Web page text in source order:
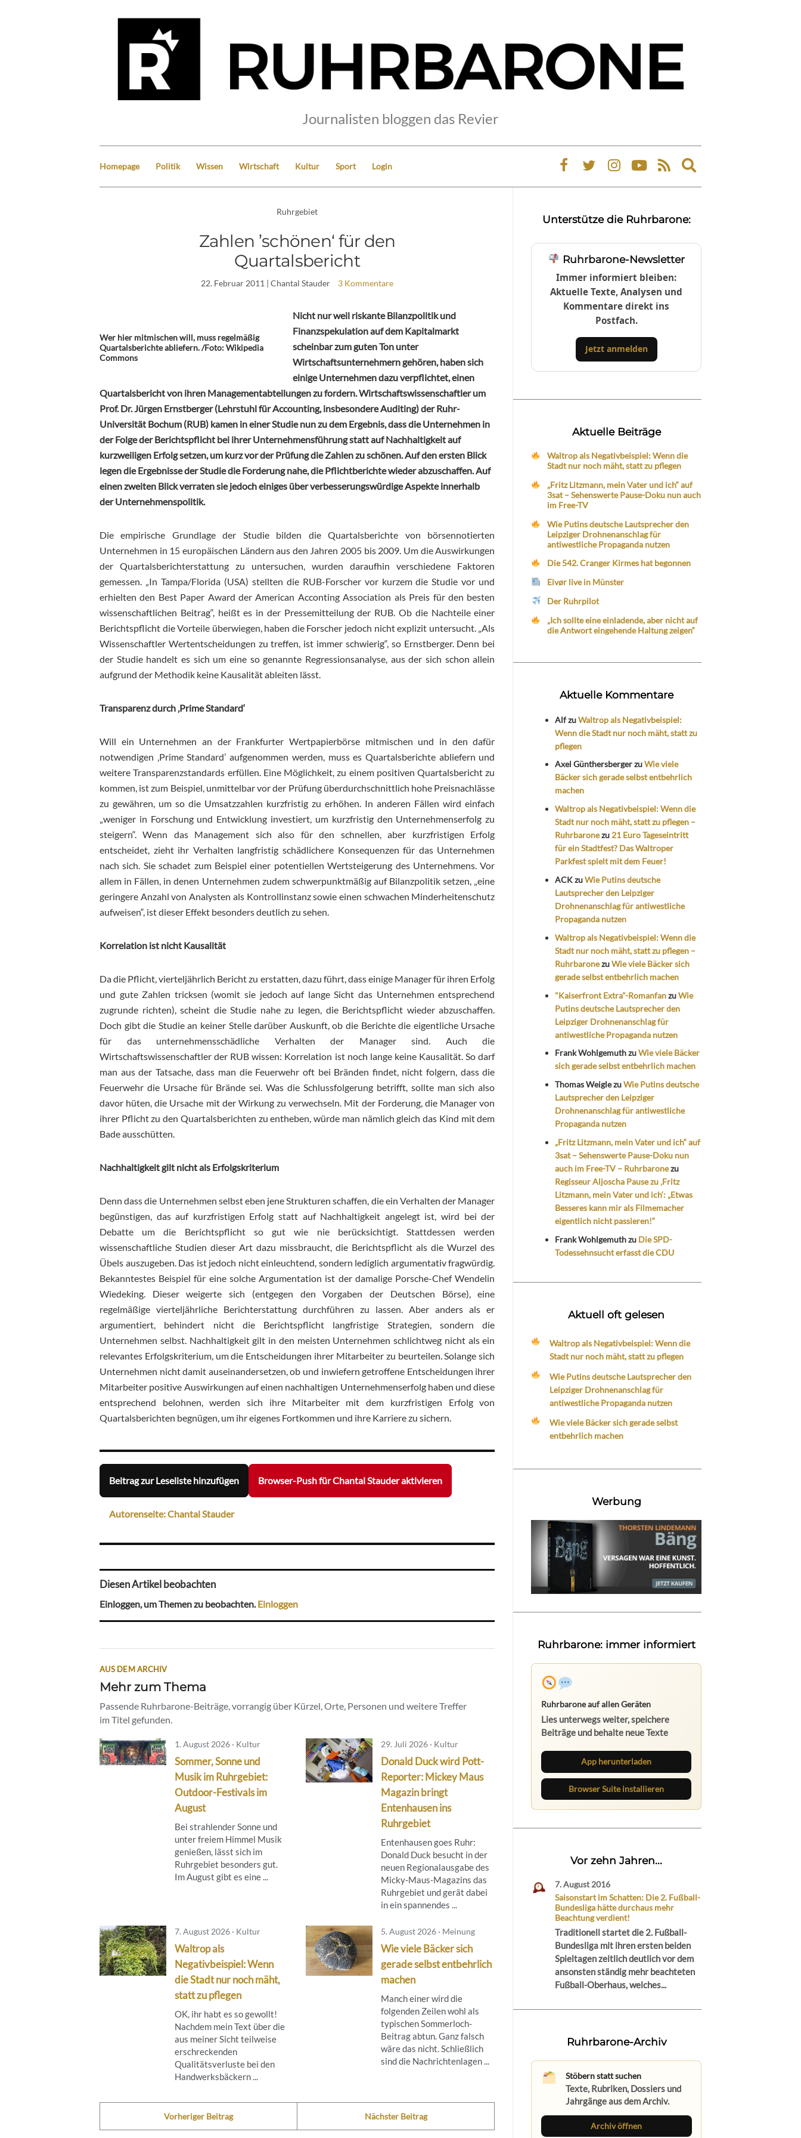
Journalisten bloggen das Revier
Homepage Politik Wissen Wirtschaft Kultur Sport Login
Expand
search
Ruhrgebiet
Zahlen ’schönen‘ für den
Quartalsbericht
22. Februar 2011 | Chantal Stauder 3 Kommentare
Wer hier mitmischen will, muss regelmäßig
Quartalsberichte abliefern. /Foto: Wikipedia
Commons
Nicht nur weil riskante Bilanzpolitik und
Finanzspekulation auf dem Kapitalmarkt
scheinbar zum guten Ton unter
Wirtschaftsunternehmern gehören, haben sich
einige Unternehmen dazu verpflichtet, einen
Quartalsbericht von ihren Managementabteilungen zu fordern. Wirtschaftswissenschaftler um
Prof. Dr. Jürgen Ernstberger (Lehrstuhl für Accounting, insbesondere Auditing) der Ruhr-
Universität Bochum (RUB) kamen in einer Studie nun zu dem Ergebnis, dass die Unternehmen in
der Folge der Berichtspflicht bei ihrer Unternehmensführung statt auf Nachhaltigkeit auf
kurzweiligen Erfolg setzen, um kurz vor der Prüfung die Zahlen zu schönen. Auf den ersten Blick
legen die Ergebnisse der Studie die Forderung nahe, die Pflichtberichte wieder abzuschaffen. Auf
einen zweiten Blick verraten sie jedoch einiges über verbesserungswürdige Aspekte innerhalb
der Unternehmenspolitik.
Die empirische Grundlage der Studie bilden die Quartalsberichte von börsennotierten
Unternehmen in 15 europäischen Ländern aus den Jahren 2005 bis 2009. Um die Auswirkungen
der Quartalsberichterstattung zu untersuchen, wurden daraufhin verschiedene Faktoren
gemessen. „In Tampa/Florida (USA) stellten die RUB-Forscher vor kurzem die Studie vor und
erhielten den Best Paper Award der American Acconting Association als Preis für den besten
wissenschaftlichen Beitrag“, heißt es in der Pressemitteilung der RUB. Ob die Nachteile einer
Berichtspflicht die Vorteile überwiegen, haben die Forscher jedoch nicht explizit untersucht. „Als
Wissenschaftler Wertentscheidungen zu treffen, ist immer schwierig“, so Ernstberger. Denn bei
der Studie handelt es sich um eine so genannte Regressionsanalyse, aus der sich schon allein
aufgrund der Methodik keine Kausalität ableiten lässt.
Transparenz durch ‚Prime Standard‘
Will ein Unternehmen an der Frankfurter Wertpapierbörse mitmischen und in den dafür
notwendigen ‚Prime Standard’ aufgenommen werden, muss es Quartalsberichte abliefern und
weitere Transparenzstandards erfüllen. Eine Möglichkeit, zu einem positiven Quartalsbericht zu
kommen, ist zum Beispiel, unmittelbar vor der Prüfung überdurchschnittlich hohe Preisnachlässe
zu gewähren, um so die Umsatzzahlen kurzfristig zu erhöhen. In anderen Fällen wird einfach
„weniger in Forschung und Entwicklung investiert, um kurzfristig den Unternehmenserfolg zu
steigern“. Wenn das Management sich also für den schnellen, aber kurzfristigen Erfolg
entscheidet, zieht ihr Verhalten langfristig schädlichere Konsequenzen für das Unternehmen
nach sich. Sie schadet zum Beispiel einer potentiellen Wertsteigerung des Unternehmens. Vor
allem in Fällen, in denen Unternehmen zudem schwerpunktmäßig auf Bilanzpolitik setzen, „eine
geringere Anzahl von Analysten als Kontrollinstanz sowie einen schwachen Minderheitenschutz
aufweisen“, ist dieser Effekt besonders deutlich zu sehen.
Korrelation ist nicht Kausalität
Da die Pflicht, vierteljährlich Bericht zu erstatten, dazu führt, dass einige Manager für ihren Erfolg
und gute Zahlen tricksen (womit sie jedoch auf lange Sicht das Unternehmen entsprechend
zugrunde richten), scheint die Studie nahe zu legen, die Berichtspflicht wieder abzuschaffen.
Doch gibt die Studie an keiner Stelle darüber Auskunft, ob die Berichte die eigentliche Ursache
für das unternehmensschädliche Verhalten der Manager sind. Auch die
Wirtschaftswissenschaftler der RUB wissen: Korrelation ist noch lange keine Kausalität. So darf
man aus der Tatsache, dass man die Feuerwehr oft bei Bränden findet, nicht folgern, dass die
Feuerwehr die Ursache für Brände sei. Was die Schlussfolgerung betrifft, sollte man sich also
davor hüten, die Ursache mit der Wirkung zu verwechseln. Mit der Forderung, die Manager von
ihrer Pflicht zu den Quartalsberichten zu entheben, würde man nämlich gleich das Kind mit dem
Bade ausschütten.
Nachhaltigkeit gilt nicht als Erfolgskriterium
Denn dass die Unternehmen selbst eben jene Strukturen schaffen, die ein Verhalten der Manager
begünstigen, das auf kurzfristigen Erfolg statt auf Nachhaltigkeit angelegt ist, wird bei der
Debatte um die Berichtspflicht so gut wie nie berücksichtigt. Stattdessen werden
wissenschaftliche Studien dieser Art dazu missbraucht, die Berichtspflicht als die Wurzel des
Übels auszugeben. Das ist jedoch nicht einleuchtend, sondern lediglich argumentativ fragwürdig.
Bekanntestes Beispiel für eine solche Argumentation ist der damalige Porsche-Chef Wendelin
Wiedeking. Dieser weigerte sich (entgegen den Vorgaben der Deutschen Börse), eine
regelmäßige vierteljährliche Berichterstattung durchführen zu lassen. Aber anders als er
argumentiert, behindert nicht die Berichtspflicht langfristige Strategien, sondern die
Unternehmen selbst. Nachhaltigkeit gilt in den meisten Unternehmen schlichtweg nicht als ein
relevantes Erfolgskriterium, um die Entscheidungen ihrer Mitarbeiter zu beurteilen. Solange sich
Unternehmen nicht damit auseinandersetzen, ob und inwiefern getroffene Entscheidungen ihrer
Mitarbeiter positive Auswirkungen auf einen nachhaltigen Unternehmenserfolg haben und diese
entsprechend belohnen, werden sich ihre Mitarbeiter mit dem kurzfristigen Erfolg von
Quartalsberichten begnügen, um ihr eigenes Fortkommen und ihre Karriere zu sichern.
Beitrag zur Leseliste hinzufügen Browser-Push für Chantal Stauder aktivieren
Autorenseite: Chantal Stauder
Diesen Artikel beobachten
Einloggen, um Themen zu beobachten.Einloggen
AUS DEM ARCHIV
Mehr zum Thema
Passende Ruhrbarone-Beiträge, vorrangig über Kürzel, Orte, Personen und weitere Treffer
im Titel gefunden.
1. August 2026 · Kultur
Sommer, Sonne und
Musik im Ruhrgebiet:
Outdoor-Festivals im
August
Bei strahlender Sonne und
unter freiem Himmel Musik
genießen, lässt sich im
Ruhrgebiet besonders gut.
Im August gibt es eine ...
29. Juli 2026 · Kultur
Donald Duck wird Pott-
Reporter: Mickey Maus
Magazin bringt
Entenhausen ins
Ruhrgebiet
Entenhausen goes Ruhr:
Donald Duck besucht in der
neuen Regionalausgabe des
Micky‑Maus‑Magazins das
Ruhrgebiet und gerät dabei
in ein spannendes ...
7. August 2026 · Kultur
Waltrop als
Negativbeispiel: Wenn
die Stadt nur noch mäht,
statt zu pflegen
OK, ihr habt es so gewollt!
Nachdem mein Text über die
aus meiner Sicht teilweise
erschreckenden
Qualitätsverluste bei den
Handwerksbäckern ...
5. August 2026 · Meinung
Wie viele Bäcker sich
gerade selbst entbehrlich
machen
Manch einer wird die
folgenden Zeilen wohl als
typischen Sommerloch-
Beitrag abtun. Ganz falsch
wäre das nicht. Schließlich
sind die Nachrichtenlagen ...
Vorheriger Beitrag Nächster Beitrag
Unterstütze die Ruhrbarone:
Ruhrbarone-Newsletter
Immer informiert bleiben:
Aktuelle Texte, Analysen und
Kommentare direkt ins
Postfach.
Jetzt anmelden
Aktuelle Beiträge
Waltrop als Negativbeispiel: Wenn die
Stadt nur noch mäht, statt zu pflegen
„Fritz Litzmann, mein Vater und ich“ auf
3sat – Sehenswerte Pause-Doku nun auch
im Free-TV
Wie Putins deutsche Lautsprecher den
Leipziger Drohnenanschlag für
antiwestliche Propaganda nutzen
Die 542. Cranger Kirmes hat begonnen
Eivør live in Münster
Der Ruhrpilot
„Ich sollte eine einladende, aber nicht auf
die Antwort eingehende Haltung zeigen“
Aktuelle Kommentare
AlfzuWaltrop als Negativbeispiel:
Wenn die Stadt nur noch mäht, statt zu
pflegen
Axel GünthersbergerzuWie viele
Bäcker sich gerade selbst entbehrlich
machen
Waltrop als Negativbeispiel: Wenn die
Stadt nur noch mäht, statt zu pflegen –
Ruhrbaronezu 21 Euro Tageseintritt
für ein Stadtfest? Das Waltroper
Parkfest spielt mit dem Feuer!
ACKzuWie Putins deutsche
Lautsprecher den Leipziger
Drohnenanschlag für antiwestliche
Propaganda nutzen
Waltrop als Negativbeispiel: Wenn die
Stadt nur noch mäht, statt zu pflegen –
RuhrbaronezuWie viele Bäcker sich
gerade selbst entbehrlich machen
"Kaiserfront Extra"-RomanfanzuWie
Putins deutsche Lautsprecher den
Leipziger Drohnenanschlag für
antiwestliche Propaganda nutzen
Frank WohlgemuthzuWie viele Bäcker
sich gerade selbst entbehrlich machen
Thomas WeiglezuWie Putins deutsche
Lautsprecher den Leipziger
Drohnenanschlag für antiwestliche
Propaganda nutzen
„Fritz Litzmann, mein Vater und ich“ auf
3sat – Sehenswerte Pause-Doku nun
auch im Free-TV – Ruhrbaronezu
Regisseur Aljoscha Pause zu ‚Fritz
Litzmann, mein Vater und ich‘: „Etwas
Besseres kann mir als Filmemacher
eigentlich nicht passieren!“
Frank Wohlgemuthzu Die SPD-
Todessehnsucht erfasst die CDU
Aktuell oft gelesen
Waltrop als Negativbeispiel: Wenn die
Stadt nur noch mäht, statt zu pflegen
Wie Putins deutsche Lautsprecher den
Leipziger Drohnenanschlag für
antiwestliche Propaganda nutzen
Wie viele Bäcker sich gerade selbst
entbehrlich machen
Werbung
Ruhrbarone: immer informiert
Ruhrbarone auf allen Geräten
Lies unterwegs weiter, speichere
Beiträge und behalte neue Texte
App herunterladen
Browser Suite installieren
Vor zehn Jahren...
7. August 2016
Saisonstart im Schatten: Die 2. Fußball-
Bundesliga hätte durchaus mehr
Beachtung verdient!
Traditionell startet die 2. Fußball-
Bundesliga mit ihren ersten beiden
Spieltagen zeitlich deutlich vor dem
ansonsten ständig mehr beachteten
Fußball-Oberhaus, welches...
Ruhrbarone-Archiv
Stöbern statt suchen
Texte, Rubriken, Dossiers und
Jahrgänge aus dem Archiv.
Archiv öffnen